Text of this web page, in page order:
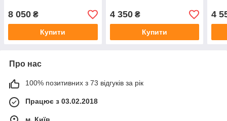
8 050 ₴
Купити
4 350₴
Купити
4
Про нас
100% позитивних з 73 відгуків за рік
Працює з 03.02.2018